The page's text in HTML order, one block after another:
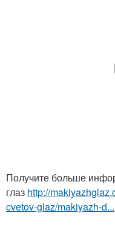
Получите больше
глаз http://
cvetov-glaz/makiyazh-d...